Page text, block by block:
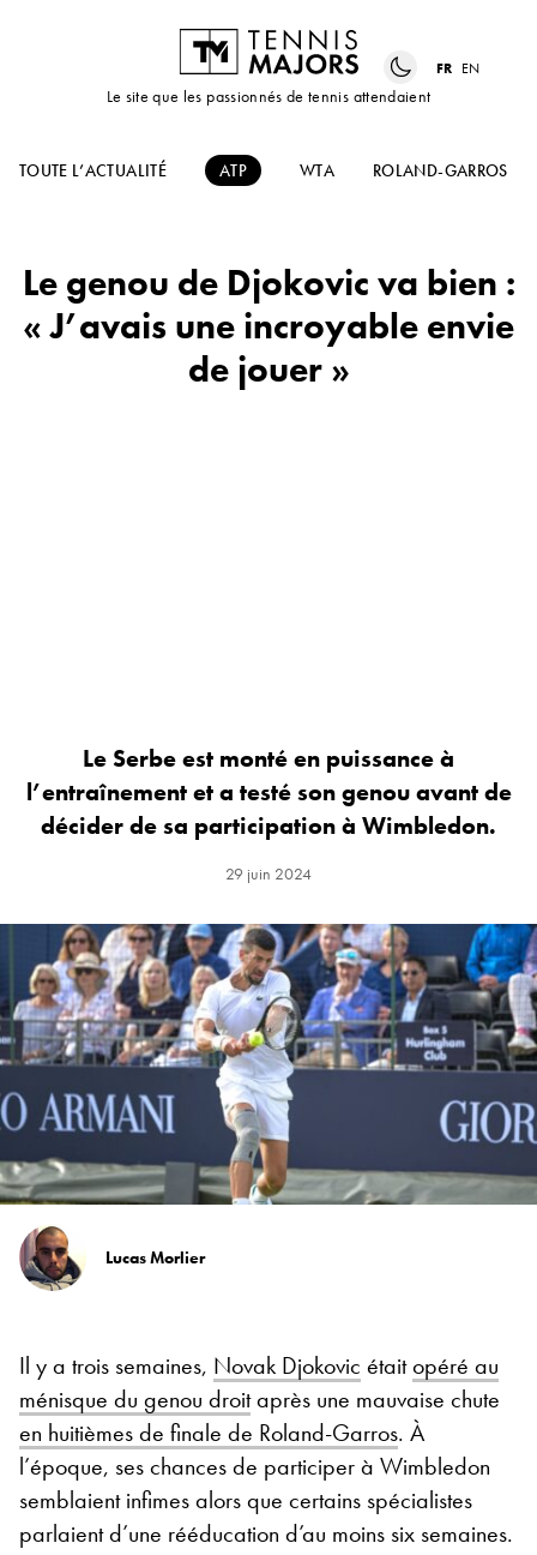
Le site que les passionnés de tennis attendaient
FR EN
TOUTE L’ACTUALITÉ ATP WTA ROLAND-GARROS
Le genou de Djokovic va bien :
« J’avais une incroyable envie
de jouer »
Le Serbe est monté en puissance à
l’entraînement et a testé son genou avant de
décider de sa participation à Wimbledon.
29 juin 2024
Lucas Morlier
Il y a trois semaines, Novak Djokovic étaitopéré au
ménisque du genou droitaprès une mauvaise chute
en huitièmes de finale de Roland-Garros. À
l’époque, ses chances de participer à Wimbledon
semblaient infimes alors que certains spécialistes
parlaient d’une rééducation d’au moins six semaines.